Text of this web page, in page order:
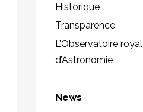
Historique
Transparence
L’Observatoire royal
d’Astronomie
News